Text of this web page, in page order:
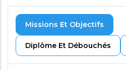
Missions Et Objectifs
Diplôme Et Débouchés